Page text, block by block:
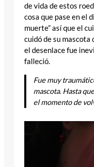
de vida de estos
cosa que pase en el
muerte” así que el
cuidó de su mascota
el desenlace fue
falleció.
Fue muy
mascota. Hasta
el momento de